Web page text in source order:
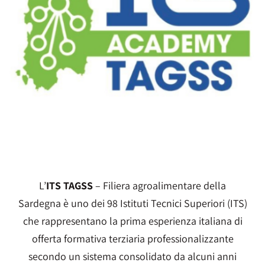
L’ITS TAGSS– Filiera agroalimentare della
Sardegna è uno dei 98 Istituti Tecnici Superiori (ITS)
che rappresentano la prima esperienza italiana di
offerta formativa terziaria professionalizzante
secondo un sistema consolidato da alcuni anni